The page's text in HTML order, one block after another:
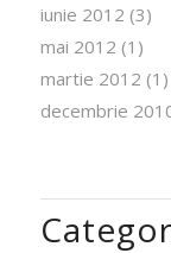
iunie 2012 (3)
mai 2012 (1)
martie 2012 (1)
decembrie